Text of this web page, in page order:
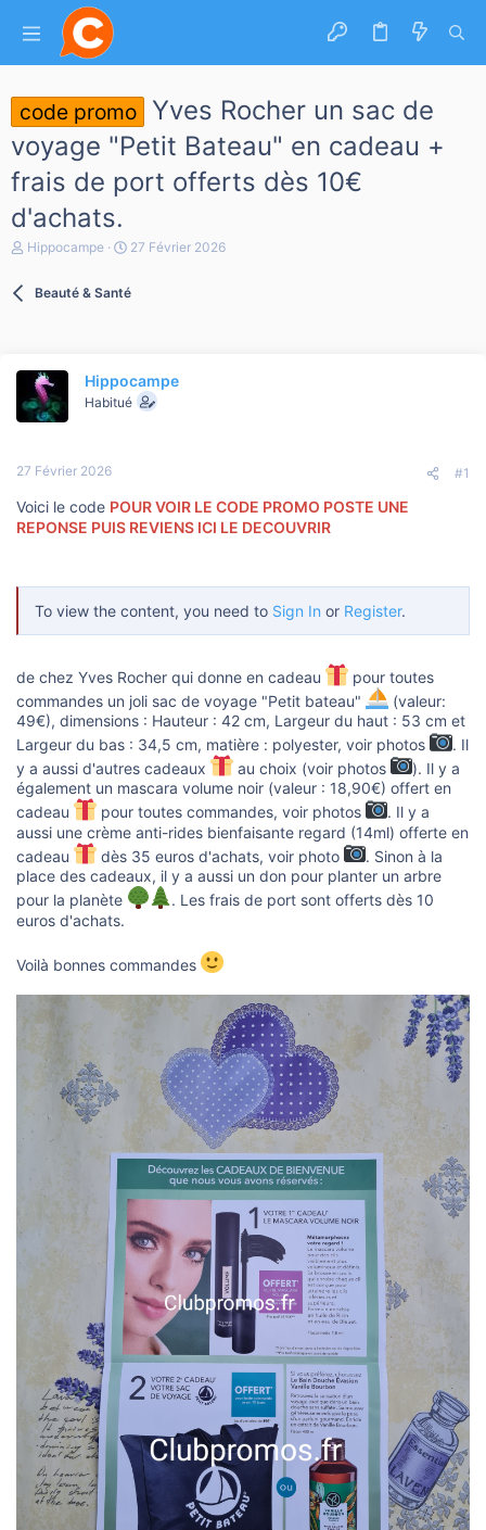
code promo
Yves Rocher un sac de
voyage "Petit Bateau" en cadeau +
frais de port offerts dès 10€
d'achats.
A
e
a
d
c
s
s
Hippocampe
D
e
b
u
27 Février 2026
Beauté & Santé
Hippocampe
Habitué
27 Février 2026 #1
Voici le code POUR VOIR LE CODE PROMO POSTE UNE
REPONSE PUIS REVIENS ICI LE DECOUVRIR
To view the content, you need to Sign In or Register.
de chez Yves Rocher qui donne en cadeau
pour toutes
commandes un joli sac de voyage "Petit bateau"
️ (valeur:
49€), dimensions : Hauteur : 42 cm, Largeur du haut : 53 cm et
Largeur du bas : 34,5 cm, matière : polyester, voir photos
. Il
y a aussi d'autres cadeaux
au choix (voir photos
). Il y a
également un mascara volume noir (valeur : 18,90€) offert en
cadeau
pour toutes commandes, voir photos
. Il y a
aussi une crème anti-rides bienfaisante regard (14ml) offerte en
cadeau
dès 35 euros d'achats, voir photo
. Sinon à la
place des cadeaux, il y a aussi un don pour planter un arbre
pour la planète
. Les frais de port sont offerts dès 10
euros d'achats.
Voilà bonnes commandes